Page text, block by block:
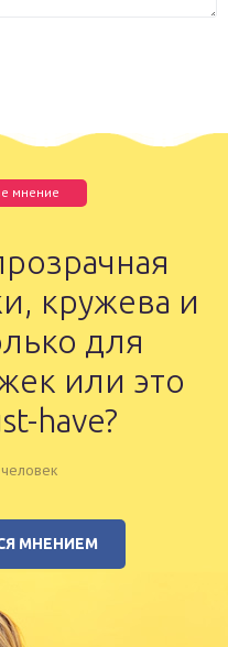
мнение
кружева и
для
или это
have?
МНЕНИЕМ